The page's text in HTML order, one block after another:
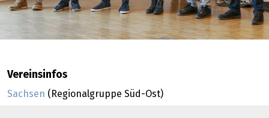
Vereinsinfos
Sachsen (Regionalgruppe Süd-Ost)